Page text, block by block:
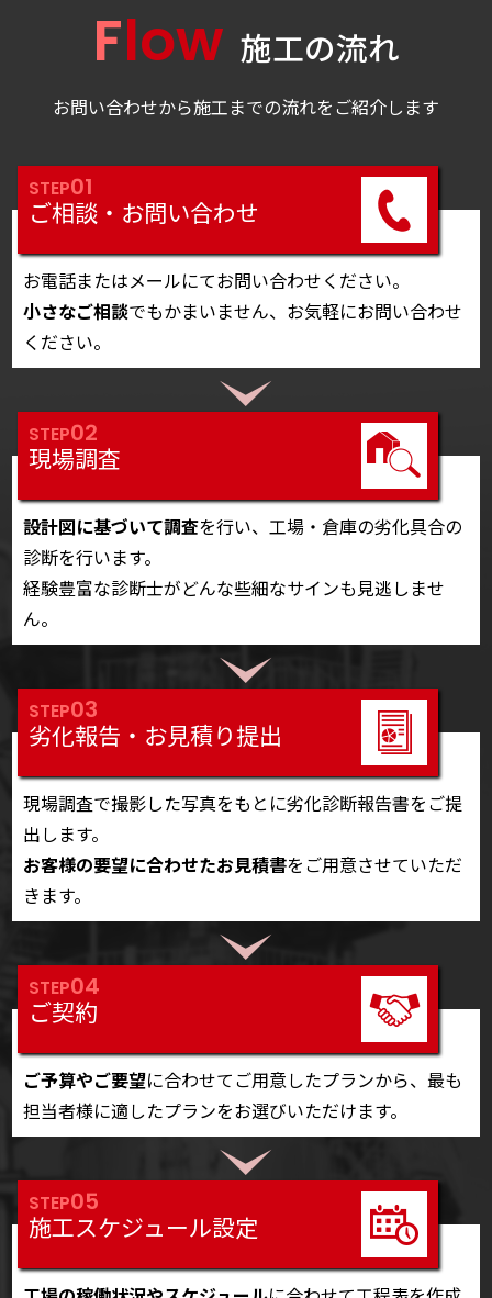
Flow 施工の流れ
お問い合わせから施工までの流れをご紹介します
STEP01
ご相談・お問い合わせ
お電話またはメールにてお問い合わせください。
小さなご相談でもかまいません、お気軽にお問い合わせ
ください。
STEP02
現場調査
設計図に基づいて調査を行い、工場・倉庫の劣化具合の
診断を行います。
経験豊富な診断士がどんな些細なサインも見逃しませ
ん。
STEP03
劣化報告・お見積り提出
現場調査で撮影した写真をもとに劣化診断報告書をご提
出します。
お客様の要望に合わせたお見積書をご用意させていただ
きます。
STEP04
ご契約
ご予算やご要望に合わせてご用意したプランから、最も
担当者様に適したプランをお選びいただけます。
STEP05
施工スケジュール設定